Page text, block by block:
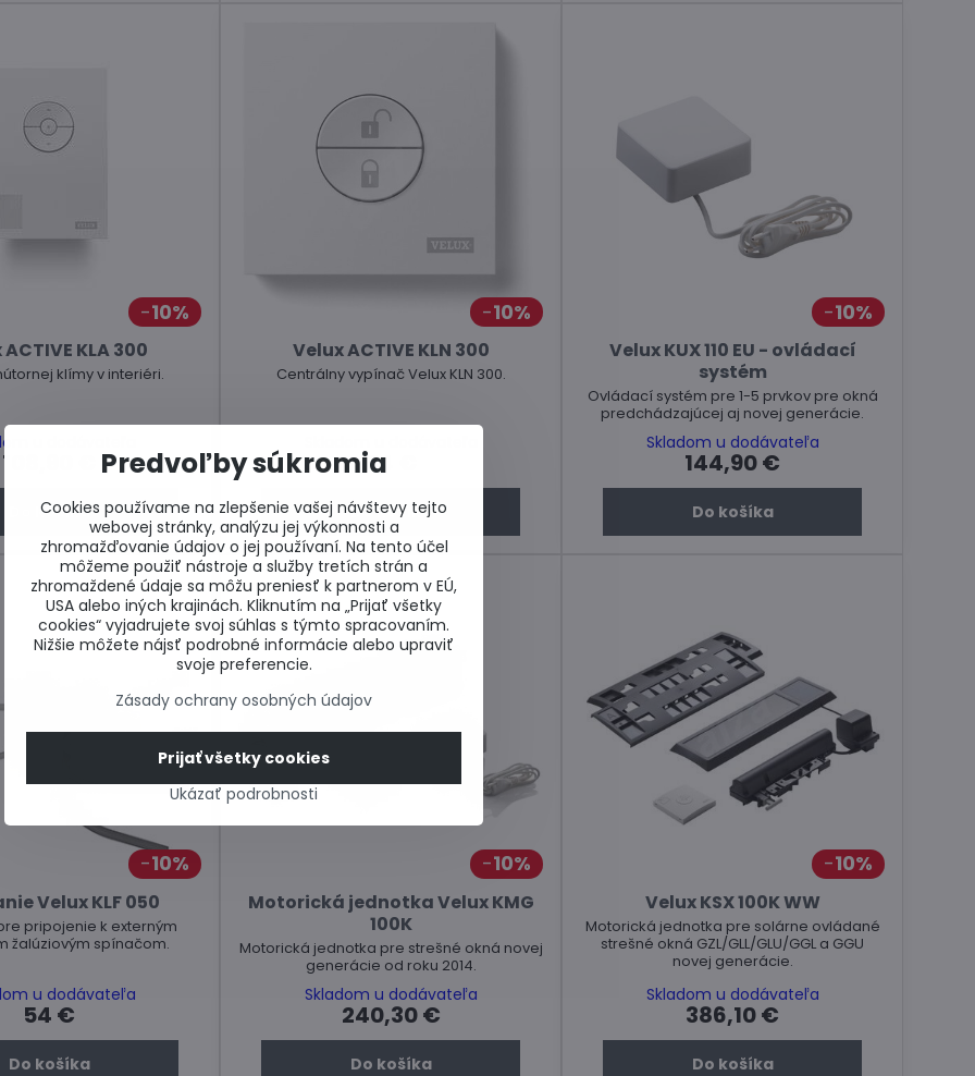
10%
KLA 300
Senzor vnútornej klímy v interiéri.
u dodávateľa
108,90 €
Do košíka
10%
Velux ACTIVE KLN 300
Centrálny vypínač Velux KLN 300.
54 €
Do košíka
10%
Velux KUX 110 EU - ovládací
systém
Ovládací systém pre 1-5 prvkov pre okná
predchádzajúcej aj novej generácie.
Skladom u dodávateľa
144,90 €
Do košíka
10%
Velux KLF 050
pripojenie k externým
žalúziovým spínačom.
u dodávateľa
54 €
Do košíka
10%
Motorická jednotka Velux KMG
100K
Motorická jednotka pre strešné okná novej
generácie od roku 2014.
Skladom u dodávateľa
240,30 €
Do košíka
10%
Velux KSX 100K WW
Motorická jednotka pre solárne ovládané
strešné okná GZL/GLL/GLU/GGL a GGU
novej generácie.
Skladom u dodávateľa
386,10 €
Do košíka
Predvoľby súkromia
Cookies používame na zlepšenie vašej návštevy tejto
webovej stránky, analýzu jej výkonnosti a
zhromažďovanie údajov o jej používaní. Na tento účel
môžeme použiť nástroje a služby tretích strán a
zhromaždené údaje sa môžu preniesť k partnerom v EÚ,
USA alebo iných krajinách. Kliknutím na „Prijať všetky
cookies“ vyjadrujete svoj súhlas s týmto spracovaním.
Nižšie môžete nájsť podrobné informácie alebo upraviť
svoje preferencie.
Zásady ochrany osobných údajov
Ukázať podrobnosti
Prijať všetky cookies